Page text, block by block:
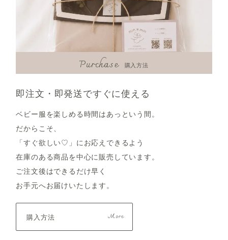
Purchase 購入方法
即注文・即発送ですぐに使える
ベビー服を楽しめる時間はあっという間。
だからこそ、
「すぐ欲しい♡」にお応えできるよう
在庫のある商品を中心に販売しています。
ご注文後はできるだけ早く
お手元へお届けいたします。
購入方法